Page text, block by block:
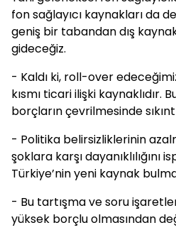
fon sağlayıcı kaynakları da
geniş bir tabandan dış
gideceğiz.
- Kaldı ki, roll-over
kısmı ticari ilişki kaynaklıdır.
borçların çevrilmesinde
- Politika belirsizliklerinin
şoklara karşı dayanıklılığını
Türkiye’nin yeni kaynak
- Bu tartışma ve soru
yüksek borçlu olmasından